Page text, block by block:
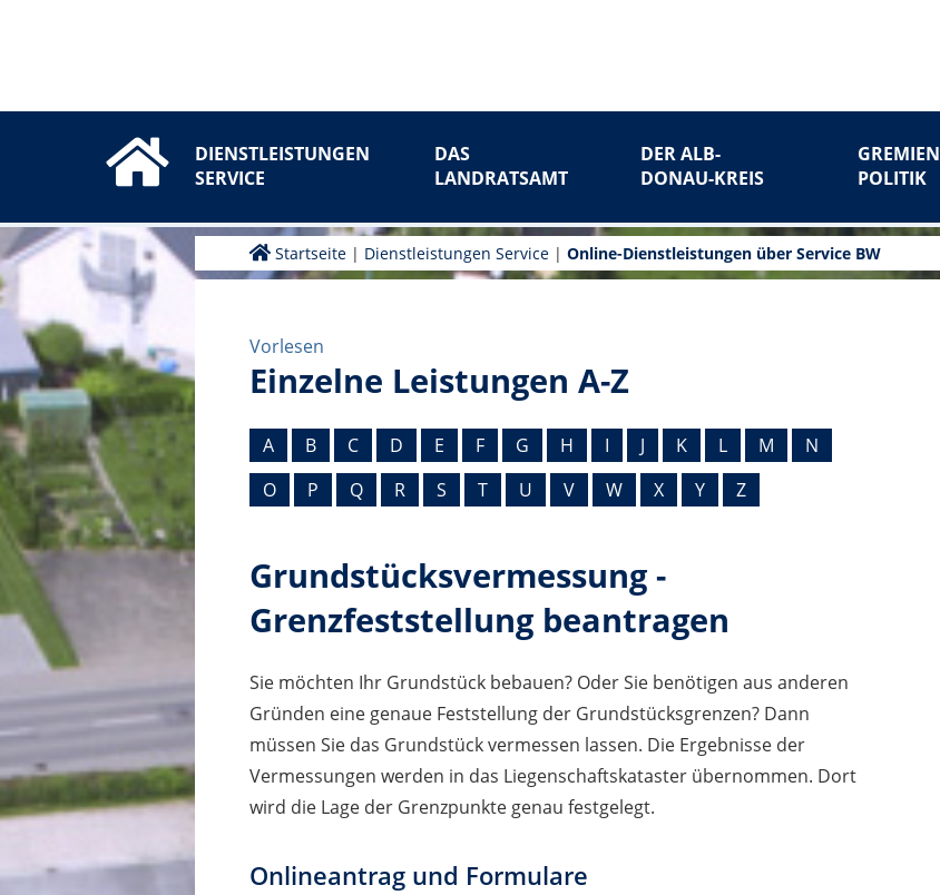
DIENSTLEISTUNGEN
SERVICE
DAS
LANDRATSAMT
DER ALB-
DONAU-KREIS
GREMIEN
POLITIK
Startseite | Dienstleistungen Service |Online-Dienstleistungen über Service BW
Vorlesen
Einzelne Leistungen A-Z
A B C D E F G H I J K L M
N
O
P Q R S T U V W X Y Z
Grundstücksvermessung -
Grenzfeststellung beantragen
Sie möchten Ihr Grundstück bebauen? Oder Sie benötigen aus anderen
Gründen eine genaue Feststellung der Grundstücksgrenzen? Dann
müssen Sie das Grundstück vermessen lassen. Die Ergebnisse der
Vermessungen werden in das Liegenschaftskataster übernommen. Dort
wird die Lage der Grenzpunkte genau festgelegt.
Onlineantrag und Formulare